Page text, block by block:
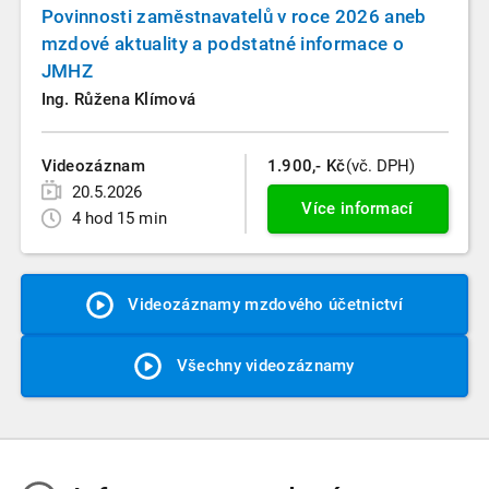
Povinnosti zaměstnavatelů v roce 2026 aneb
mzdové aktuality a podstatné informace o
JMHZ
Ing. Růžena Klímová
Videozáznam
20.5.2026
4 hod 15 min
1.900,- Kč(vč. DPH)
Více informací
Videozáznamy mzdového účetnictví
Všechny videozáznamy